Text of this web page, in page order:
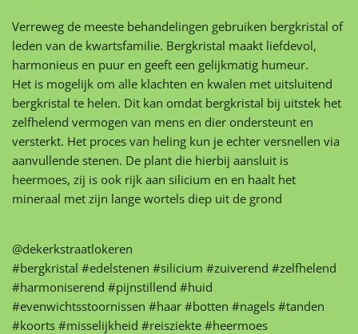
Verreweg de meeste behandelingen gebruiken bergkristal of
leden van de kwartsfamilie. Bergkristal maakt liefdevol,
harmonieus en puur en geeft een gelijkmatig humeur.
Het is mogelijk om alle klachten en kwalen met uitsluitend
bergkristal te helen. Dit kan omdat bergkristal bij uitstek het
zelfhelend vermogen van mens en dier ondersteunt en
versterkt. Het proces van heling kun je echter versnellen via
aanvullende stenen. De plant die hierbij aansluit is
heermoes, zij is ook rijk aan silicium en en haalt het
mineraal met zijn lange wortels diep uit de grond
@dekerkstraatlokeren
#bergkristal #edelstenen #silicium #zuiverend #zelfhelend
#harmoniserend #pijnstillend #huid
#evenwichtsstoornissen #haar #botten #nagels #tanden
#koorts #misselijkheid #reisziekte #heermoes